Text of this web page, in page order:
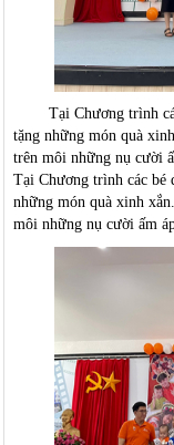
Tại Chương trình
tặng những món quà
trên môi những nụ cười
Tại Chương trình các bé
những món quà xinh
môi những nụ cười ấm